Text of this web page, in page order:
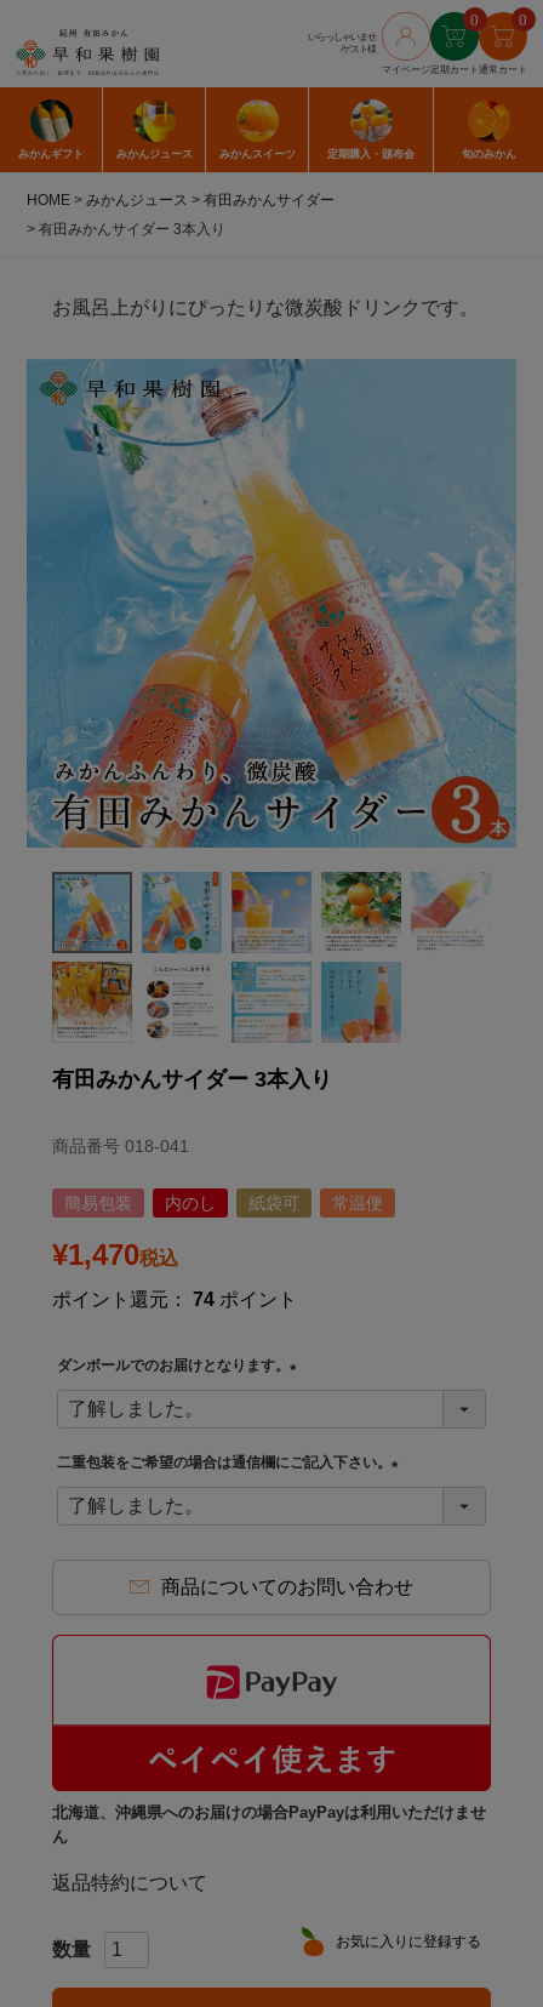
いらっしゃいませ
/ゲスト様
マイページ
0
定期カート
0
通常カート
みかんギフト みかんジュース みかんスイーツ 定期購入 ・頒布会 旬のみかん
HOME みかんジュース
有田みかんサイダー
有田みかんサイダー 3本入り
お風呂上がりにぴったりな微炭酸ドリンクです。
有田みかんサイダー 3本入り
商品番号 018-041
簡易包装 内のし 紙袋可 常温便
¥1,470税込
ポイント還元：
74 ポイント
ダンボールでのお届けとなります。
必
須
)
二重包装をご希望の場合は通信欄にご記入下さい。
必
)
商品についてのお問い合わせ
北海道、沖縄県へのお届けの場合PayPayは利用いただけませ
ん
返品特約について
お気に入りに登録する